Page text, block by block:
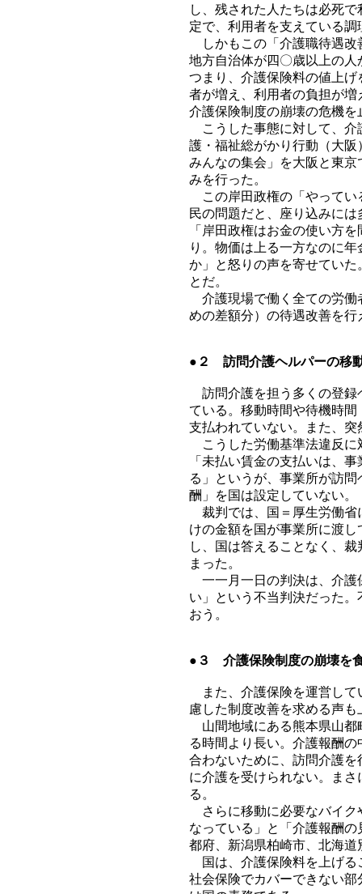
し、残された人たちは必死
定で、利用者を支えている
しかもこの「介護職待遇改
地方自治体が四〇歳以上の
つまり、介護保険料の値上
者が増え、利用者の負担が
介護保険制度の崩壊の危機を
こうした事態に対して、介
護・福祉総がかり行動（大
みんなの集会」を大阪と東
みを行った。
この岸田政権の「やってい
民の問題だと、座り込みに
「岸田政権はお金の使い方
り。物価は上る一方なのに
か」と怒りの声を寄せてい
とだ。
介護現場で働く全ての労働
めの差額分）の待遇改善を
●２ 訪問介護ヘルパーの移
訪問介護を担う多くの登録
ている。移動時間や待機時
支払われていない。また、
こうした労働基準法違反に
「未払い賃金の支払いは、
る」というが、事業所が訪
酬」を国は設定していない。
裁判では、国＝厚生労働省
けの金額を国が事業所に渡
し、国は答えることなく、
まった。
一一月一日の判決は、介護
い」という不当判決だった
おう。
●３ 介護保険制度の崩壊を
また、介護保険を運営して
慮した制度改善を求める声も
山間地域にある熊本県山都
る時間より長い。介護報酬
合わないために、訪問介護
に介護を受けられない。ま
る。
さらに移動に必要なバイク
なっている」と「介護報酬
都府、新潟県柏崎市、北海
国は、介護保険料を上げる
社会保険でカバーできない